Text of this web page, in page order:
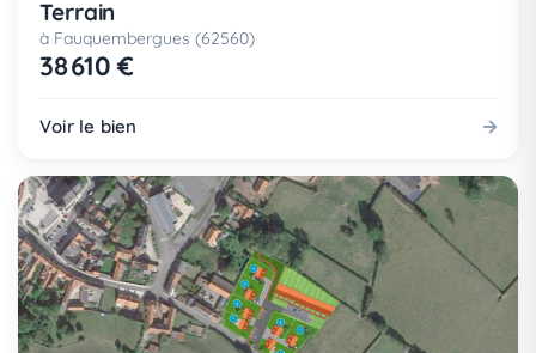
Terrain
à Fauquembergues (62560)
38 610 €
Voir le bien